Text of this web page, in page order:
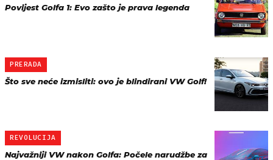
Povijest Golfa 1: Evo zašto je prava legenda
PRERADA
Što sve neće izmisliti: ovo je blindirani VW Golf!
REVOLUCIJA
Najvažniji VW nakon Golfa: Počele narudžbe za